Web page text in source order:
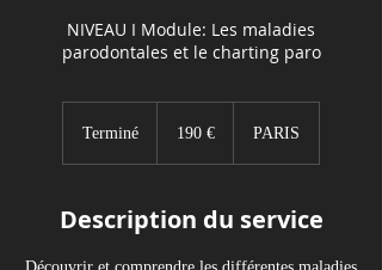
NIVEAU I Module: Les maladies
parodontales et le charting paro
Terminé
i
190 € PARIS
Description du service